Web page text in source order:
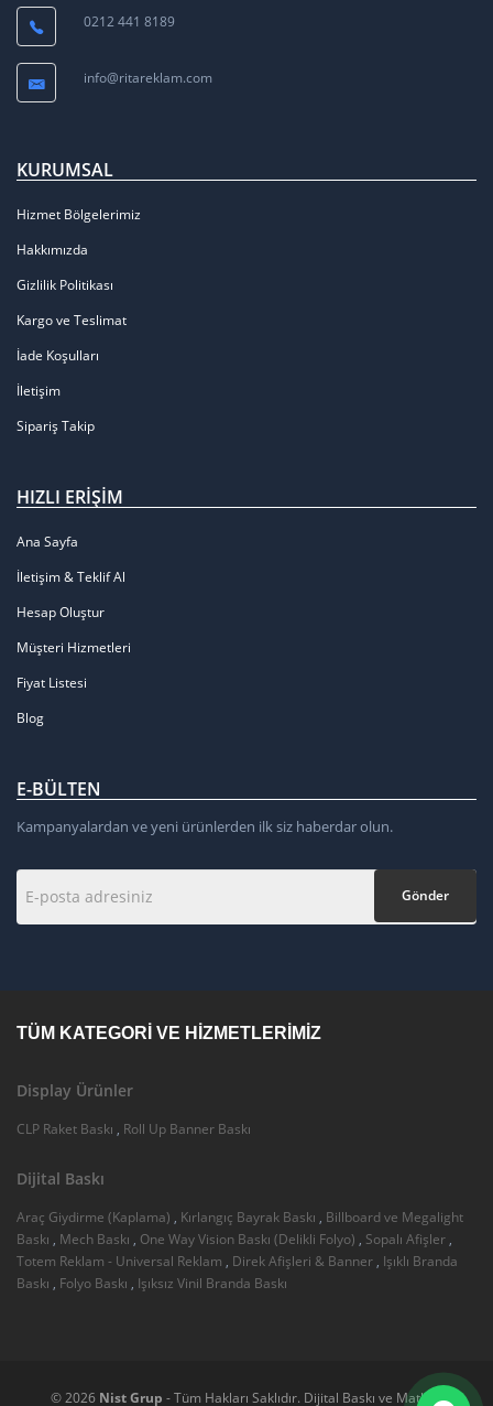
0212 441 8189
info@ritareklam.com
KURUMSAL
Hizmet Bölgelerimiz
Hakkımızda
Gizlilik Politikası
Kargo ve Teslimat
İade Koşulları
İletişim
Sipariş Takip
HIZLI ERIŞIM
Ana Sayfa
İletişim & Teklif Al
Hesap Oluştur
Müşteri Hizmetleri
Fiyat Listesi
Blog
E-BÜLTEN
Kampanyalardan ve yeni ürünlerden ilk siz haberdar olun.
Gönder
TÜM KATEGORI VE HIZMETLERIMIZ
Display Ürünler
CLP Raket Baskı , Roll Up Banner Baskı
Dijital Baskı
Araç Giydirme (Kaplama) , Kırlangıç Bayrak Baskı , Billboard ve Megalight
Baskı , Mech Baskı , One Way Vision Baskı (Delikli Folyo) , Sopalı Afişler ,
Totem Reklam - Universal Reklam , Direk Afişleri & Banner , Işıklı Branda
Baskı , Folyo Baskı , Işıksız Vinil Branda Baskı
© 2026 Nist Grup - Tüm Hakları Saklıdır. Dijital Baskı ve Matbaa